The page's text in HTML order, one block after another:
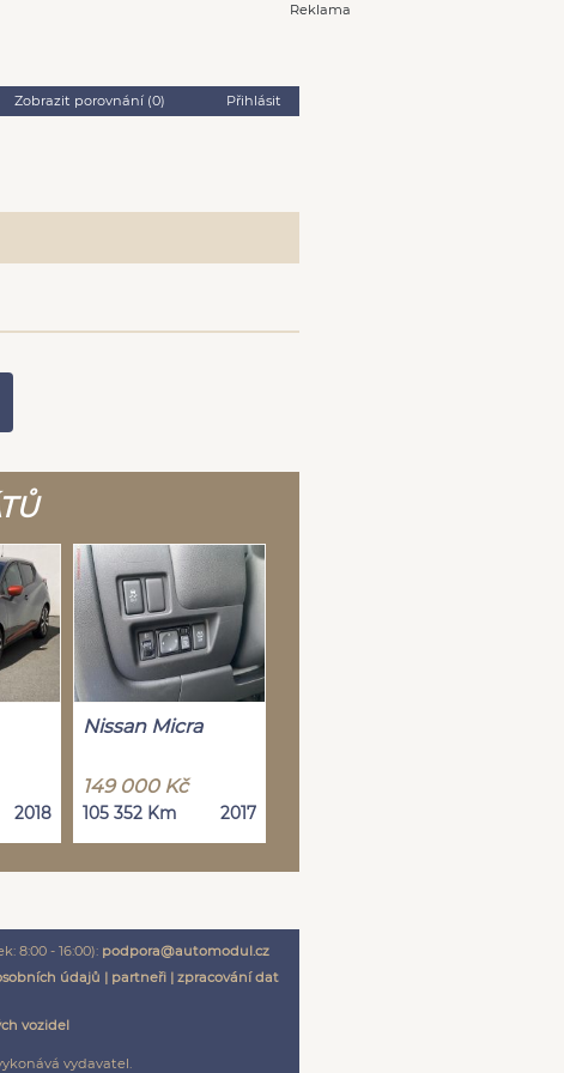
Reklama
Zobrazit porovnání (0) Přihlásit
2018
Nissan Micra
149 000 Kč
105 352 Km 2017
8:00 - 16:00): podpora@automodul.cz
údajů | partneři| zpracování dat
vozidel
vydavatel.